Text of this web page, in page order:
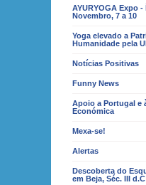
AYURYOGA Expo
Novembro, 7 a 10
Yoga elevado a
Humanidade pela
Notícias Positivas
Funny News
Apoio a Portugal e
Económica
Mexa-se!
Alertas
Descoberta do
em Beja, Séc. III d.C